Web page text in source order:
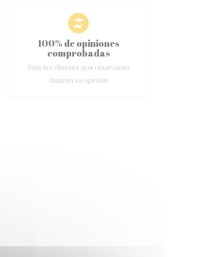
100% de opiniones
comprobadas
Solo los clientes que reservaron
dejaron su opinión